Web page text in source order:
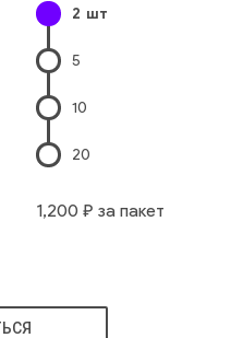
Семья С Одним Ребёнком
Эмоция
девочка
веселый
комната
милый
обнимать
2 шт
5
10
20
1,200 ₽ за пакет